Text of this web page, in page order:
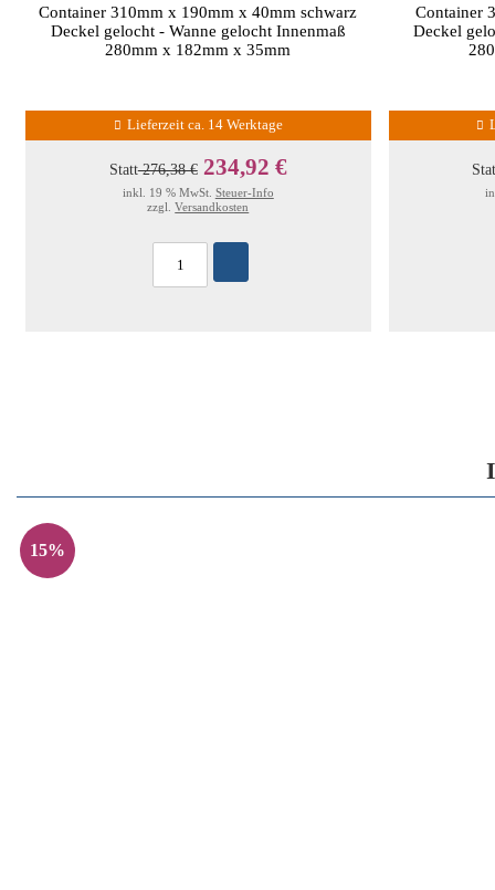
Container 310mm x 190mm x 40mm schwarz
Deckel gelocht - Wanne gelocht Innenmaß
280mm x 182mm x 35mm
Lieferzeit ca. 14 Werktage
Statt276,38 € 234,92 €
inkl. 19 % MwSt. Steuer-Info
zzgl.Versandkosten
Container
Deckel
15%